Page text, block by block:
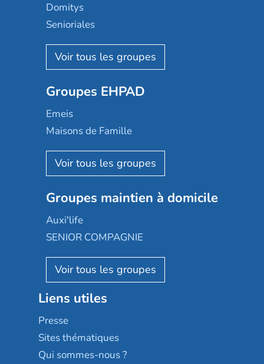
Domitys
Senioriales
Nohée
Les Résidentiels
Mobicap
Domusvi
Happy Senior
Aquarelia
Nexity edenea
Les jardins d'Arcadie
Occitalia
Appartseniors
Reseda
Stella management
Les villages d'or
Sérénys
Résidences services Villa Médicis
Groupes EHPAD
Emeis
Maisons de Famille
Korian
Emera
Groupe SOS
Le Noble Âge
Almage
Résidalya
Groupe aplus
Groupes maintien à domicile
Auxi'life
SENIOR COMPAGNIE
AGE D'OR Services
Liens utiles
Presse
Sites thématiques
Qui sommes-nous ?